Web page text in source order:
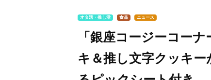
オタ活・推し活 食品 ニュース
「銀座コージーコー
キ＆推し文字クッキ